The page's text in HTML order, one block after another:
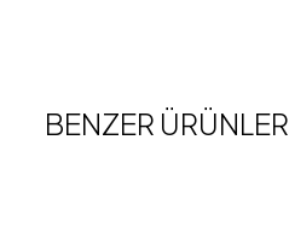
BENZER ÜRÜNLER